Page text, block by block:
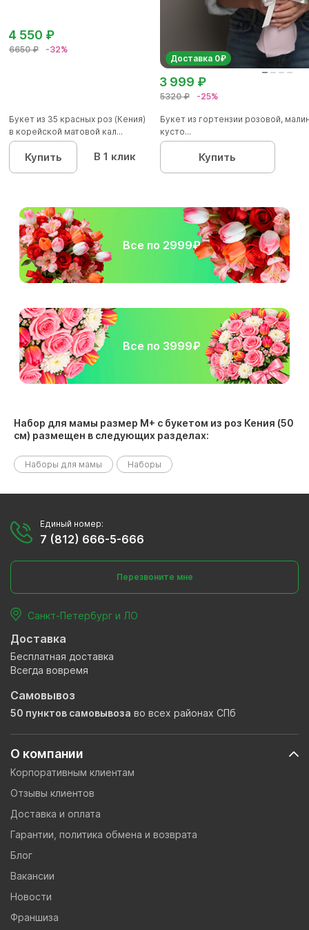
6650 ₽ -32%
4 550 ₽
Букет из 35 красных роз (Кения)
в корейской матовой кал...
Купить В 1 клик
Доставка 0₽
5320 ₽ -25%
3 999 ₽
Букет из гортензии розовой,
кусто...
Купить
Все по 2999₽
Все по 3999₽
Набор для мамы размер М+ с букетом из роз Кения (50
см) размещен в следующих разделах:
Наборы для мамы Наборы
О компании
Корпоративным клиентам
Отзывы клиентов
Доставка и оплата
Гарантии, политика обмена и возврата
Блог
Вакансии
Новости
Франшиза
Единый номер:
7 (812) 666-5-666
Перезвоните мне
Санкт-Петербург и ЛО
Доставка
Бесплатная доставка
Всегда вовремя
Самовывоз
50 пунктов самовывоза во всех районах СПб